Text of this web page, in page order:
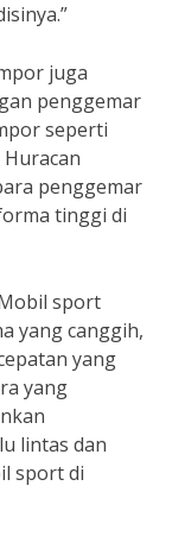
juga
penggemar
seperti
Huracan
penggemar
tinggi di
sport
yang canggih,
yang
yang
lintas dan
sport di